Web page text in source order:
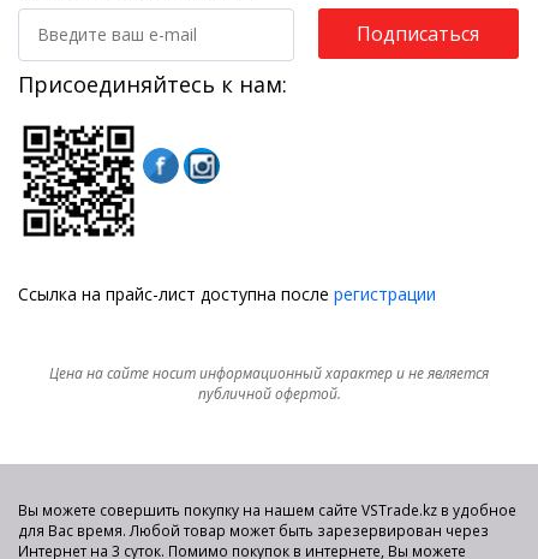
Подписаться
Присоединяйтесь к нам:
Ссылка на прайс-лист доступна после регистрации
Цена на сайте носит информационный характер и не является
публичной офертой.
Вы можете совершить покупку на нашем сайте VSTrade.kz в удобное
для Вас время. Любой товар может быть зарезервирован через
Интернет на 3 суток. Помимо покупок в интернете, Вы можете